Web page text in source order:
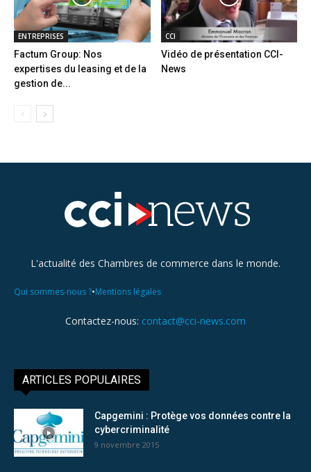
ENTREPRISES
Factum Group: Nos
expertises du leasing et de la
gestion de...
CCI
Vidéo de présentation CCI-
News
L'actualité des Chambres de commerce dans le monde.
Qui sommes-nous ?•Mentions légales
Contactez-nous: contact@cci-news.com
ARTICLES POPULAIRES
Capgemini : Protège vos données contre la
cybercriminalité
9 novembre 2015